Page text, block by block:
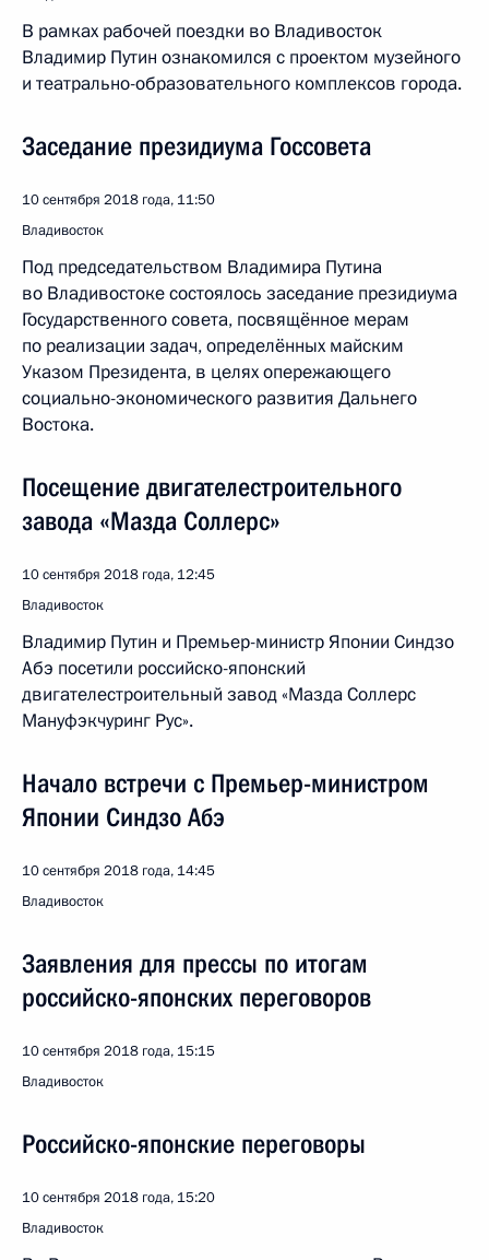
В рамках рабочей поездки во Владивосток
Владимир Путин ознакомился с проектом музейного
и театрально-образовательного комплексов города.
Заседание президиума Госсовета
10 сентября 2018 года, 11:50
Владивосток
Под председательством Владимира Путина
во Владивостоке состоялось заседание президиума
Государственного совета, посвящённое мерам
по реализации задач, определённых майским
Указом Президента, в целях опережающего
социально-экономического развития Дальнего
Востока.
Посещение двигателестроительного
завода «Мазда Соллерс»
10 сентября 2018 года, 12:45
Владивосток
Владимир Путин и Премьер-министр Японии Синдзо
Абэ посетили российско-японский
двигателестроительный завод «Мазда Соллерс
Мануфэкчуринг Рус».
Начало встречи с Премьер-министром
Японии Синдзо Абэ
10 сентября 2018 года, 14:45
Владивосток
Заявления для прессы по итогам
российско-японских переговоров
10 сентября 2018 года, 15:15
Владивосток
Российско-японские переговоры
10 сентября 2018 года, 15:20
Владивосток